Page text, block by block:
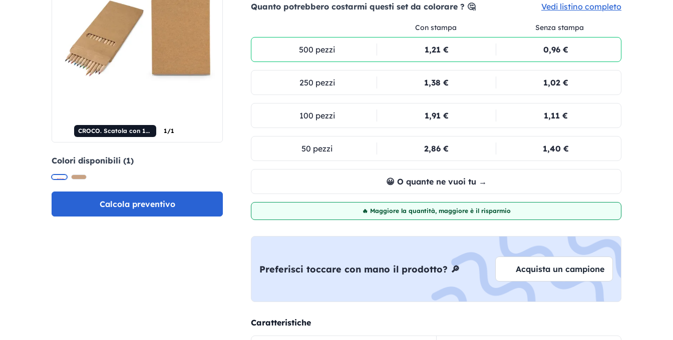
CROCO. Scatola con 12 matite colorate 1/1
Colori disponibili (1)
Calcola preventivo
Quanto potrebbero costarmi questi set da colorare ? 🤔 Vedi listino completo
Con stampa Senza stampa
500 pezzi 1,21 € 0,96 €
250 pezzi 1,38 € 1,02 €
100 pezzi 1,91 € 1,11 €
50 pezzi 2,86 € 1,40 €
😀 O quante ne vuoi tu →
🔥 Maggiore la quantità, maggiore è il risparmio
Preferisci toccare con mano il prodotto? 🔎 Acquista un campione
Caratteristiche